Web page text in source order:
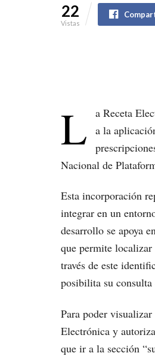
22
Vistas
L
a Receta
a la
Nacional de
Esta incorporación
integrar en un
desarrollo se apoya
que permite
través de este
posibilita su
Para poder
Electrónica y
que ir a la sección